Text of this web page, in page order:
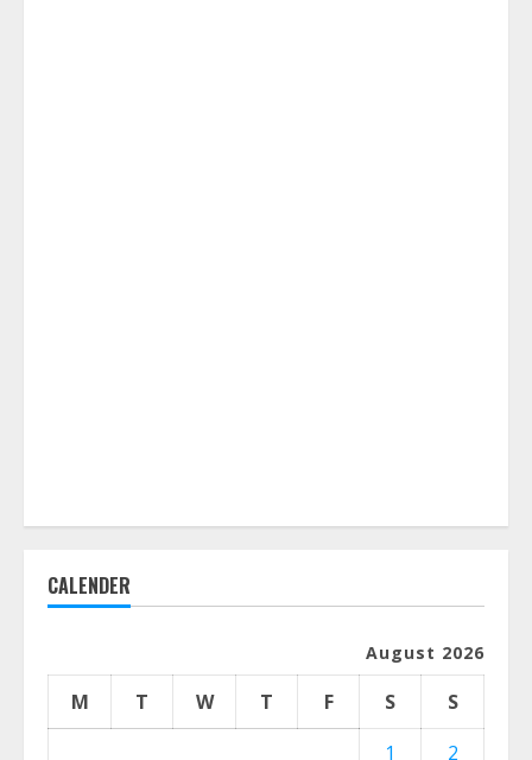
CALENDER
August 2026
M T W T F S
S
1
2